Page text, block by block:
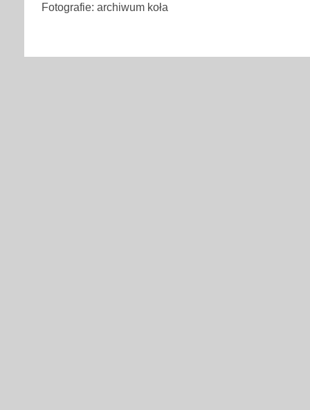
Fotografie: archiwum koła